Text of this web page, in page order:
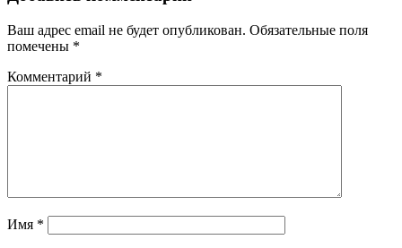
Ваш адрес email не будет опубликован. Обязательные поля
помечены *
Комментарий *
Имя *